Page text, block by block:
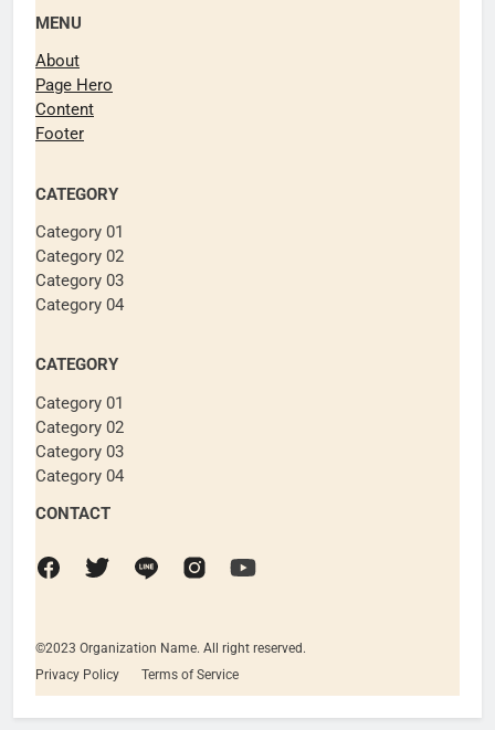
MENU
About
Page Hero
Content
Footer
CATEGORY
Category 01
Category 02
Category 03
Category 04
CATEGORY
Category 01
Category 02
Category 03
Category 04
CONTACT
©2023 Organization Name. All right reserved.
Privacy Policy
Terms of Service